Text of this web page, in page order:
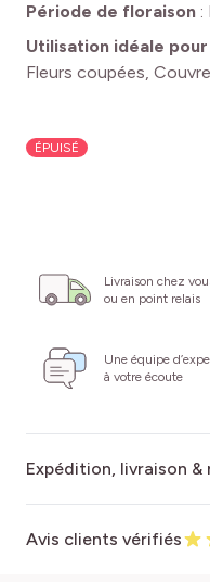
Période de floraison :
Utilisation idéale pour
Fleurs coupées,
ÉPUISÉ
Livraison chez
ou en point relais
Une équipe
à votre écoute
Expédition, livraison &
Avis clients vérifiés